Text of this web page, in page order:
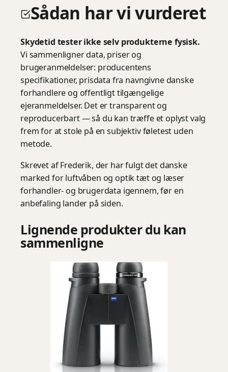
Sådan har vi vurderet
Skydetid tester ikke selv produkterne fysisk.
Vi sammenligner data, priser og
brugeranmeldelser: producentens
specifikationer, prisdata fra navngivne danske
forhandlere og offentligt tilgængelige
ejeranmeldelser. Det er transparent og
reproducerbart — så du kan træffe et oplyst valg
frem for at stole på en subjektiv føletest uden
metode.
Skrevet af Frederik, der har fulgt det danske
marked for luftvåben og optik tæt og læser
forhandler- og brugerdata igennem, før en
anbefaling lander på siden.
Lignende produkter du kan
sammenligne